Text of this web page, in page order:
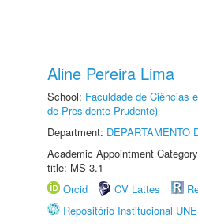
Aline Pereira Lima
School: Faculdade de Ciências
de Presidente Prudente)
Department: DEPARTAMENTO
Academic Appointment
title: MS-3.1
Orcid
CV Lattes
Repositório Institucional